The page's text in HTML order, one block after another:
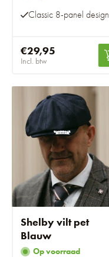
Classic 8-panel design
€29,95
Incl. btw
Shelby vilt pet
Blauw
Op voorraad